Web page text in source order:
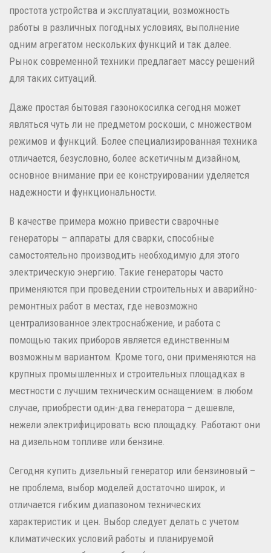
простота устройства и эксплуатации, возможность
работы в различных погодных условиях, выполнение
одним агрегатом нескольких функций и так далее.
Рынок современной техники предлагает массу решений
для таких ситуаций.
Даже простая бытовая газонокосилка сегодня может
являться чуть ли не предметом роскоши, с множеством
режимов и функций. Более специализированная техника
отличается, безусловно, более аскетичным дизайном,
основное внимание при ее конструировании уделяется
надежности и функциональности.
В качестве примера можно привести сварочные
генераторы – аппараты для сварки, способные
самостоятельно производить необходимую для этого
электрическую энергию. Такие генераторы часто
применяются при проведении строительных и аварийно-
ремонтных работ в местах, где невозможно
централизованное электроснабжение, и работа с
помощью таких приборов является единственным
возможным вариантом. Кроме того, они применяются на
крупных промышленных и строительных площадках в
местности с лучшим техническим оснащением: в любом
случае, приобрести один-два генератора – дешевле,
нежели электрифицировать всю площадку. Работают они
на дизельном топливе или бензине.
Сегодня купить дизельный генератор или бензиновый –
не проблема, выбор моделей достаточно широк, и
отличается гибким диапазоном технических
характеристик и цен. Выбор следует делать с учетом
климатических условий работы и планируемой